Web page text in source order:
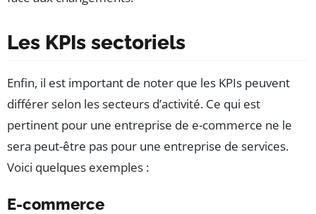
Les KPIs sectoriels
Enfin, il est important de noter que les KPIs peuvent
différer selon les secteurs d’activité. Ce qui est
pertinent pour une entreprise de e-commerce ne le
sera peut-être pas pour une entreprise de services.
Voici quelques exemples :
E-commerce